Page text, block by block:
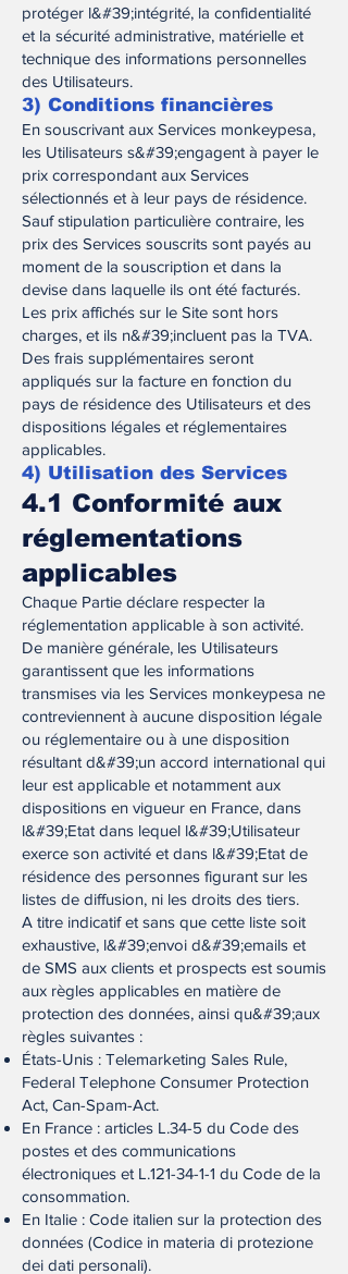
protéger l&#39;intégrité, la confidentialité
et la sécurité administrative, matérielle et
technique des informations personnelles
des Utilisateurs.
3) Conditions financières
En souscrivant aux Services monkeypesa,
les Utilisateurs s&#39;engagent à payer le
prix correspondant aux Services
sélectionnés et à leur pays de résidence.
Sauf stipulation particulière contraire, les
prix des Services souscrits sont payés au
moment de la souscription et dans la
devise dans laquelle ils ont été facturés.
Les prix affichés sur le Site sont hors
charges, et ils n&#39;incluent pas la TVA.
Des frais supplémentaires seront
appliqués sur la facture en fonction du
pays de résidence des Utilisateurs et des
dispositions légales et réglementaires
applicables.
4) Utilisation des Services
4.1 Conformité aux
réglementations
applicables
Chaque Partie déclare respecter la
réglementation applicable à son activité.
De manière générale, les Utilisateurs
garantissent que les informations
transmises via les Services monkeypesa ne
contreviennent à aucune disposition légale
ou réglementaire ou à une disposition
résultant d&#39;un accord international qui
leur est applicable et notamment aux
dispositions en vigueur en France, dans
l&#39;Etat dans lequel l&#39;Utilisateur
exerce son activité et dans l&#39;Etat de
résidence des personnes figurant sur les
listes de diffusion, ni les droits des tiers.
A titre indicatif et sans que cette liste soit
exhaustive, l&#39;envoi d&#39;emails et
de SMS aux clients et prospects est soumis
aux règles applicables en matière de
protection des données, ainsi qu&#39;aux
règles suivantes :
États-Unis : Telemarketing Sales Rule,
Federal Telephone Consumer Protection
Act, Can-Spam-Act.
En France : articles L.34-5 du Code des
postes et des communications
électroniques et L.121-34-1-1 du Code de la
consommation.
En Italie : Code italien sur la protection des
données (Codice in materia di protezione
dei dati personali).